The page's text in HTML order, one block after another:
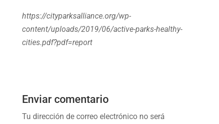
https://cityparksalliance.org/wp-
content/uploads/2019/06/active-parks-healthy-
cities.pdf?pdf=report
Enviar comentario
Tu dirección de correo electrónico no será